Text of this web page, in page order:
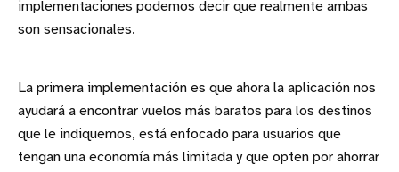
implementaciones podemos decir que realmente ambas
son sensacionales.
La primera implementación es que ahora la aplicación nos
ayudará a encontrar vuelos más baratos para los destinos
que le indiquemos, está enfocado para usuarios que
tengan una economía más limitada y que opten por ahorrar